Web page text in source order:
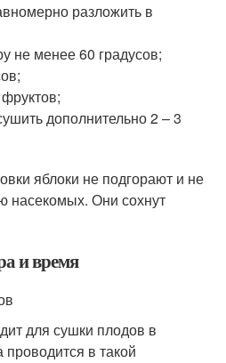
разложить в
не менее 60 градусов;
дополнительно 2 – 3
яблоки не подгорают и не
насекомых. Они сохнут
и время
для сушки плодов в
в такой